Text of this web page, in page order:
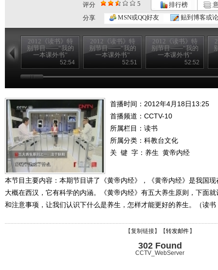
评分 5 排行榜
分享
MSN或QQ好友 贴到博客或
2012《读书》特
别节目——“我的
一本课外书”
2012082652:54
2012《读书》特
别节目——“我的
一本课外书”
2012082552:51
2012《读书》特
别节目——“我的
一本课外书”
2012082452:52
首播时间：2012年4月18日13:25
首播频道： CCTV-10
所属栏目： 读书
所属分类：科教台文化
关 键 字： 养生 黄帝内经
本节目主要内容：本期节目讲了《黄帝内经》，《黄帝内经》是我国
大概在西汉，它有科学的内涵。《黄帝内经》有五大养生原则，下面
和注意事项，让我们认识下什么是养生，怎样才能更好的养生。（读
【复制链接】【转发邮件 】
302 Found
CCTV_WebServer